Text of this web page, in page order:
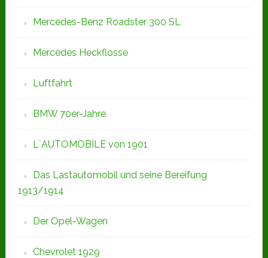
Mercedes-Benz Roadster 300 SL
Mercedes Heckflosse
Luftfahrt
BMW 70er-Jahre
L`AUTOMOBILE von 1901
Das Lastautomobil und seine Bereifung
1913/1914
Der Opel-Wagen
Chevrolet 1929